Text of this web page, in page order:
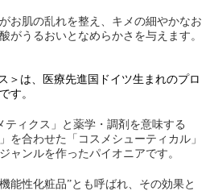
お肌の乱れを整え、キメの細やかなお
がうるおいとなめらかさを与えます。
＞は、医療先進国ドイツ生まれのプロ
す。
ティクス」と薬学・調剤を意味する
を合わせた「コスメシューティカル」
ャンルを作ったパイオニアです。
能性化粧品”とも呼ばれ、その効果と